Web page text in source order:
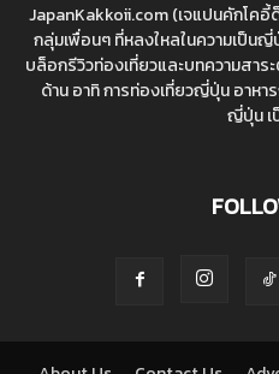
JapanKakkoii.com (เจแปนคักโคอี้
กลุ่มเพื่อนๆ ที่หลงใหลในความเป็น
บล็อกรีวิวท่องเที่ยวและบทความสาร
ด้าน อาทิ การท่องเที่ยวญี่ปุ่น อา
ญี่ปุ่น เ